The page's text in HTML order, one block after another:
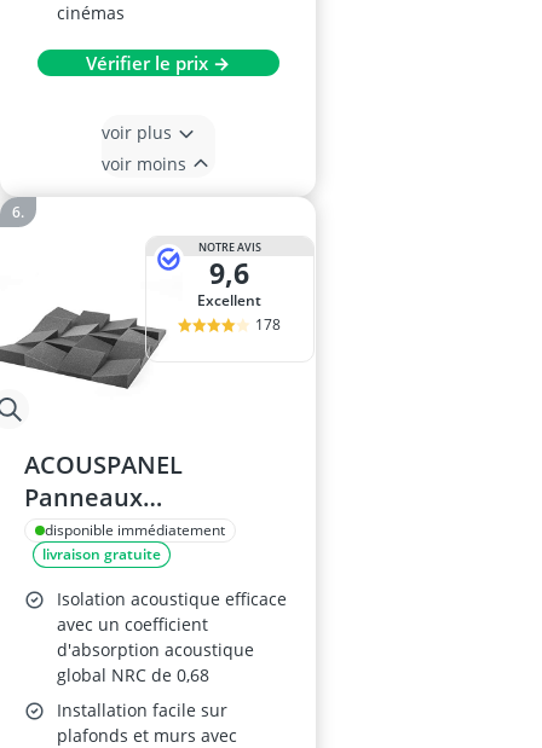
cinémas
Vérifier le prix →
voir plus
voir moins
NOTRE AVIS
9,6
Excellent
178
ACOUSPANEL
Panneaux
Acoustiques
15x15x6cm Anthracite
disponible immédiatement
livraison gratuite
Isolation acoustique efficace
avec un coefficient
d'absorption acoustique
global NRC de 0,68
Installation facile sur
plafonds et murs avec